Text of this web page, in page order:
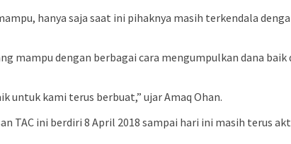
hanya saja saat ini pihaknya masih terkendala
mampu dengan berbagai cara mengumpulkan dana
untuk kami terus berbuat,” ujar Amaq Ohan.
TAC ini berdiri 8 April 2018 sampai hari ini masih terus